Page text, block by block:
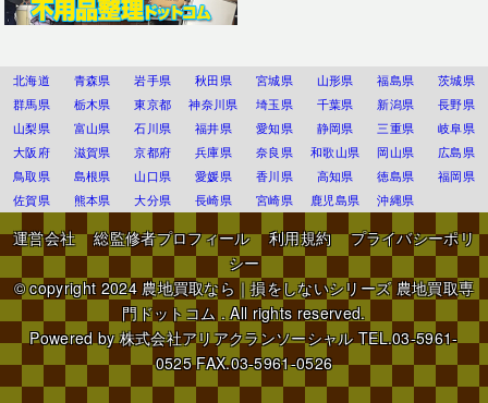
北海道 青森県 岩手県 秋田県 宮城県 山形県 福島県
茨城県
群馬県
栃木県 東京都 神奈川県 埼玉県 千葉県 新潟県
長野県
山梨県
富山県 石川県 福井県 愛知県 静岡県 三重県
岐阜県
大阪府
滋賀県 京都府 兵庫県 奈良県 和歌山県 岡山県
広島県
鳥取県
島根県 山口県 愛媛県 香川県 高知県 徳島県
福岡県
佐賀県
熊本県 大分県 長崎県 宮崎県 鹿児島県 沖縄県
運営会社 総監修者プロフィール 利用規約
プライバシーポリ
シー
© copyright 2024農地買取なら｜損をしないシリーズ 農地買取専
門ドットコム . All rights reserved.
Powered by株式会社アリアクランソーシャルTEL.03-5961-
0525 FAX.03-5961-0526